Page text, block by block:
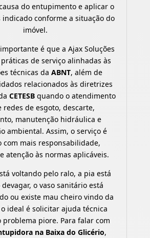
do entupimento e aplicar o
indicado conforme a situação do
imóvel.
é que a Ajax Soluções
de serviço alinhadas às
técnicas da ABNT, além de
relacionados às diretrizes
CETESB quando o atendimento
redes de esgoto, descarte,
manutenção hidráulica e
ambiental. Assim, o serviço é
com mais responsabilidade,
atenção às normas aplicáveis.
voltando pelo ralo, a pia está
o vaso sanitário está
ou existe mau cheiro vindo da
ideal é solicitar ajuda técnica
problema piore. Para falar com
na Baixa do Glicério,